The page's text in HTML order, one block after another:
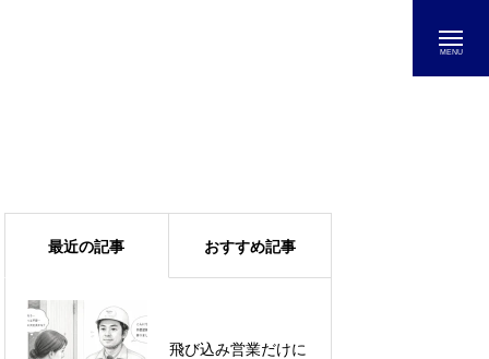
最近の記事 おすすめ記事
飛び込み営業だけに
下請けから脱却する